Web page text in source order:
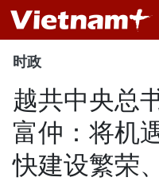
时政
越共中央总
富仲：将机
快建设繁荣